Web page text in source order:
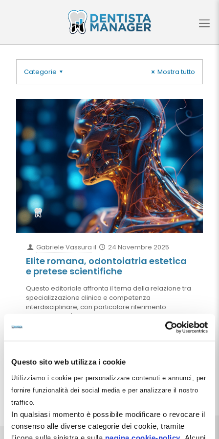
Questo sito web utilizza i cookie
Utilizziamo i cookie per personalizzare contenuti e annunci, per
fornire funzionalità dei social media e per analizzare il nostro
traffico.
In qualsiasi momento è possibile modificare o revocare il
consenso alle diverse categorie dei cookie, tramite
l'icona sulla sinistra e sulla pagina cookie-policy . Alcuni
Categorie Mostra tutto
Gabriele Vassura il 24 Novembre 2025
Elite romana, odontoiatria estetica
e pretese scientifiche
Questo editoriale affronta il tema della relazione tra
specializzazione clinica e competenza
interdisciplinare, con particolare riferimento
all’ambito dell'odontoiatria estetica. La riflessione si
sviluppa attorno a una domanda centrale: è
davvero la specializzazione verticale l’unica via
persino più efficaci, nel rispondere ai bisogni reali
Leggi tutto